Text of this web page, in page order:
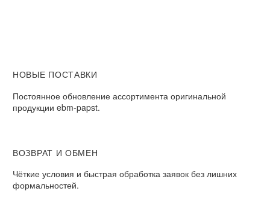
НОВЫЕ ПОСТАВКИ
Постоянное обновление ассортимента оригинальной
продукции ebm-papst.
ВОЗВРАТ И ОБМЕН
Чёткие условия и быстрая обработка заявок без лишних
формальностей.